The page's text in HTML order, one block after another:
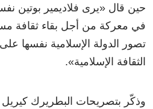
حين قال «يرى فلاديمير بوتين
في معركة من أجل بقاء ثقافة
تصور الدولة الإسلامية نفسها
الثقافة الإسلامية»
.
وذكّر بتصريحات البطريرك